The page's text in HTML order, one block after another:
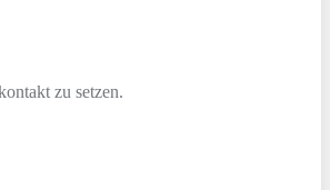
zu setzen.